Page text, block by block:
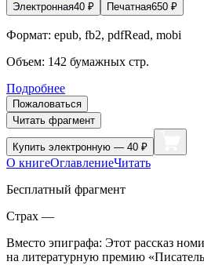
Электронная40 ₽ Печатная650 ₽
Формат: epub, fb2, pdfRead, mobi
Объем: 142 бумажных стр.
Подробнее
Пожаловаться
Читать фрагмент
Купить электронную — 40 ₽
О книгеОглавлениеЧитать
Бесплатный фрагмент
Страх —
Вместо эпиграфа: Этот рассказ
на литературную премию «Писатель